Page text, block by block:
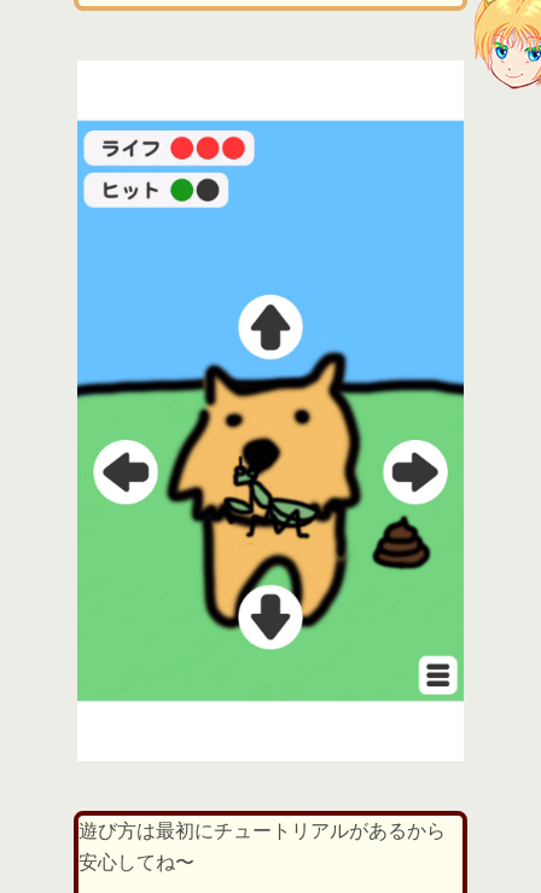
遊び方は最初にチュートリアルがあるから
安心してね〜